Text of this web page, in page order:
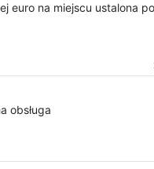
euro na miejscu ustalona
obsługa